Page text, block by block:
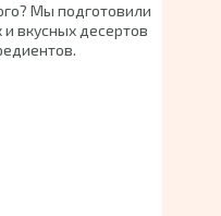
Мы подготовили
вкусных десертов